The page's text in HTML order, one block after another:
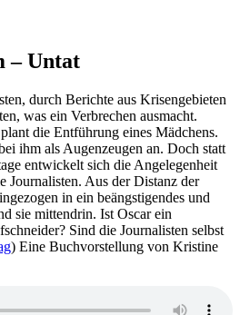
– Untat
durch Berichte aus Krisengebieten
was ein Verbrechen ausmacht.
die Entführung eines Mädchens.
ihm als Augenzeugen an. Doch statt
entwickelt sich die Angelegenheit
Journalisten. Aus der Distanz der
in ein beängstigendes und
sie mittendrin. Ist Oscar ein
Sind die Journalisten selbst
) Eine Buchvorstellung von Kristine